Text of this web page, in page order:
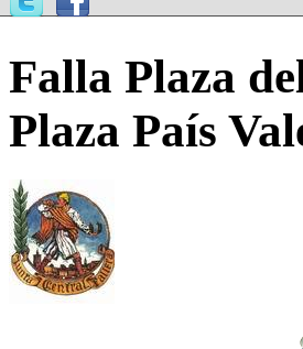
Falla Plaza
Plaza País